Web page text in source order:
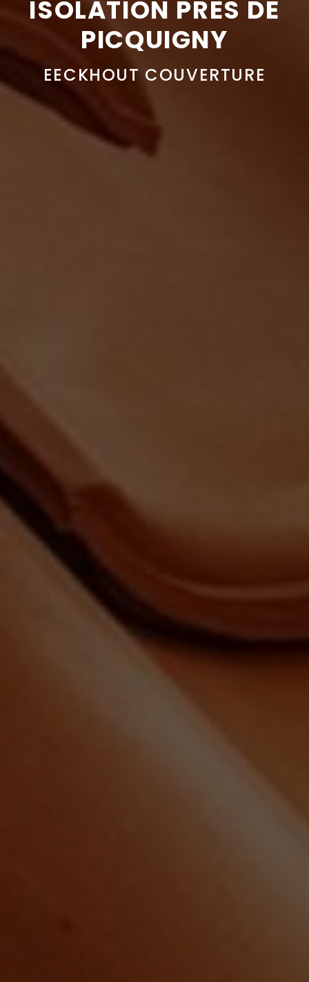
ISOLATION PRÈS DE
PICQUIGNY
EECKHOUT COUVERTURE